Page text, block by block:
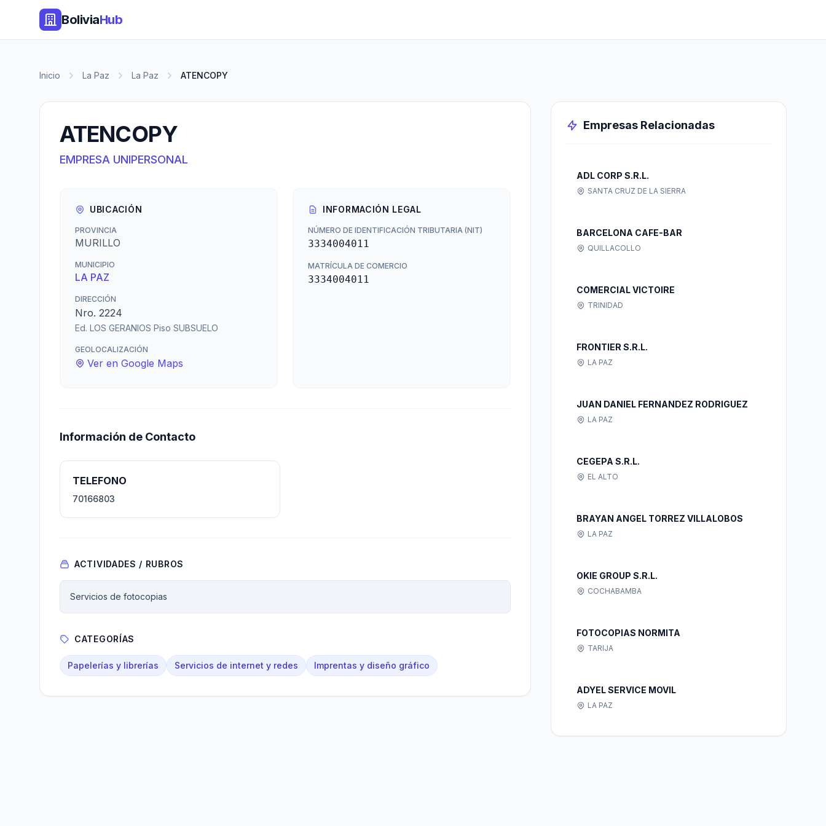
BoliviaHub
Inicio La Paz La Paz ATENCOPY
ATENCOPY
EMPRESA UNIPERSONAL
UBICACIÓN
PROVINCIA
MURILLO
MUNICIPIO
LA PAZ
DIRECCIÓN
Nro. 2224
Ed. LOS GERANIOS Piso SUBSUELO
GEOLOCALIZACIÓN
Ver en Google Maps
INFORMACIÓN LEGAL
NÚMERO DE IDENTIFICACIÓN TRIBUTARIA (NIT)
3334004011
MATRÍCULA DE COMERCIO
3334004011
Información de Contacto
TELEFONO
70166803
ACTIVIDADES / RUBROS
Servicios de fotocopias
CATEGORÍAS
Papelerías y librerías Servicios de internet y redes Imprentas y diseño gráfico
Empresas Relacionadas
ADL CORP S.R.L.
SANTA CRUZ DE LA SIERRA
BARCELONA CAFE-BAR
QUILLACOLLO
COMERCIAL VICTOIRE
TRINIDAD
FRONTIER S.R.L.
LA PAZ
JUAN DANIEL FERNANDEZ RODRIGUEZ
LA PAZ
CEGEPA S.R.L.
EL ALTO
BRAYAN ANGEL TORREZ VILLALOBOS
LA PAZ
OKIE GROUP S.R.L.
COCHABAMBA
FOTOCOPIAS NORMITA
TARIJA
ADYEL SERVICE MOVIL
LA PAZ